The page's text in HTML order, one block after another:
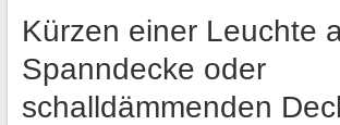
Kürzen einer Leuchte
Spanndecke oder
schalldämmenden